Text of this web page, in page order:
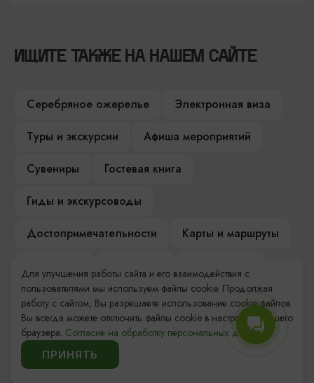
ИЩИТЕ ТАКЖЕ НА НАШЕМ САЙТЕ
Серебряное ожерелье
Электронная виза
Туры и экскурсии
Афиша мероприятий
Сувениры
Гостевая книга
Гиды и экскурсоводы
Достопримечательности
Карты и маршруты
Компас Балтийской кухни
Настоящий Калининградец
Музеи
Для улучшения работы сайта и его взаимодействия с
пользователями мы используем файлы cookie. Продолжая
работу с сайтом, Вы разрешаете использование cookie-файлов.
Вы всегда можете отключить файлы cookie в настройках Вашего
браузера. Согласие на обработку персональных данных.
ПРИНЯТЬ